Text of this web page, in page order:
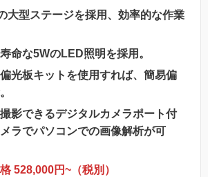
大型ステージを採用、効率的な作業
命な5WのLED照明を採用。
光板キットを使用すれば、簡易偏
影できるデジタルカメラポート付
ラでパソコンでの画像解析が可
528,000円~（税別）